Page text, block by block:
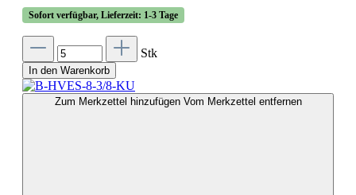
Sofort verfügbar, Lieferzeit: 1-3 Tage
Stk
In den Warenkorb
Zum Merkzettel hinzufügen Vom Merkzettel entfernen